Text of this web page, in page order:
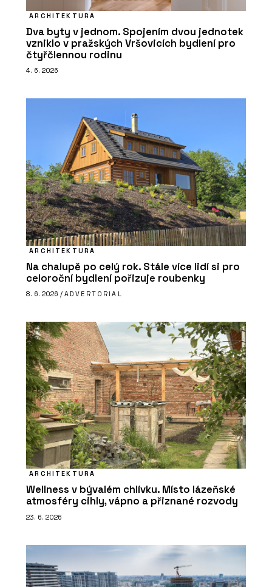
ARCHITEKTURA
Dva byty v jednom. Spojením dvou jednotek
vzniklo v pražských Vršovicích bydlení pro
čtyřčlennou rodinu
4. 6. 2026
ARCHITEKTURA
Na chalupě po celý rok. Stále více lidí si pro
celoroční bydlení pořizuje roubenky
8. 6. 2026 / ADVERTORIAL
ARCHITEKTURA
Wellness v bývalém chlívku. Místo lázeňské
atmosféry cihly, vápno a přiznané rozvody
23. 6. 2026